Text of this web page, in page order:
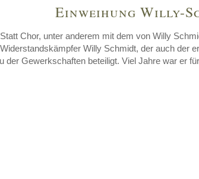
Einweihung Willy-
Chor, unter anderem mit dem von Willy
Willy Schmidt, der auch
Gewerkschaften beteiligt. Viel Jahre war er